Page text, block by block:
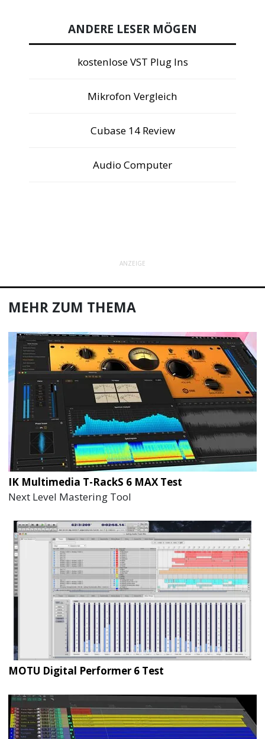
ANDERE LESER MÖGEN
kostenlose VST Plug Ins
Mikrofon Vergleich
Cubase 14 Review
Audio Computer
ANZEIGE
MEHR ZUM THEMA
IK Multimedia T-RackS 6 MAX Test
Next Level Mastering Tool
MOTU Digital Performer 6 Test